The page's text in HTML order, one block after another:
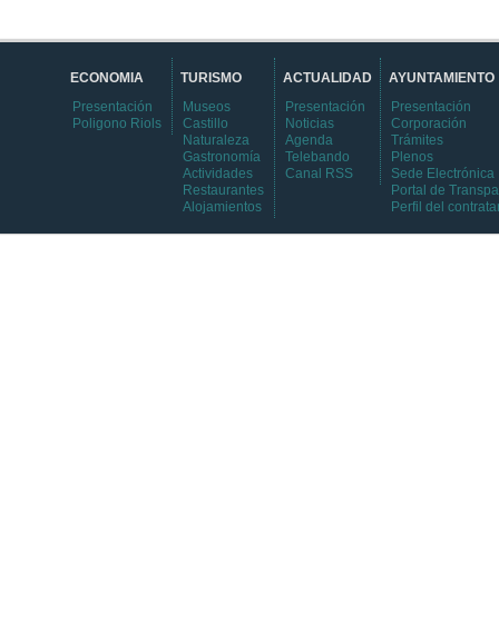
AYUNTAMIENTO
Presentación
Corporación
Trámites
Plenos
Sede Electrónica
Portal de
Perfil del
ACTUALIDAD
Presentación
Noticias
Agenda
Telebando
Canal RSS
TURISMO
Museos
Castillo
Naturaleza
Gastronomía
Actividades
Restaurantes
Alojamientos
ECONOMIA
Presentación
Poligono Riols